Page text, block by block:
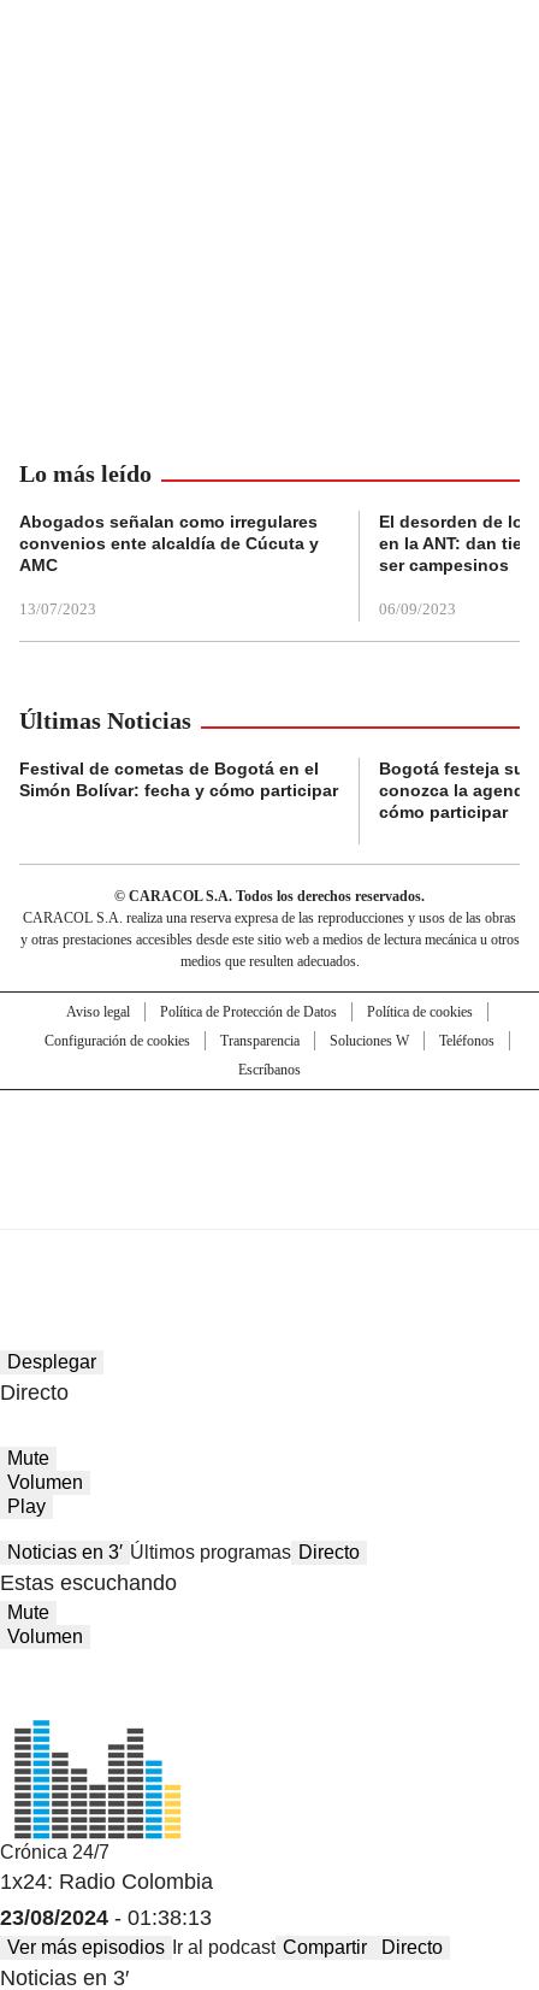
Lo más leído
Abogados señalan como irregulares
convenios ente alcaldía de Cúcuta y
AMC
13/07/2023
El desorden de
en la ANT: dan
ser campesinos
06/09/2023
Últimas Noticias
Festival de cometas de Bogotá en el
Simón Bolívar: fecha y cómo participar
Bogotá festeja su
conozca la
cómo participar
© CARACOL S.A. Todos los derechos reservados.
CARACOL S.A. realiza una reserva expresa de las reproducciones y usos de las obras
y otras prestaciones accesibles desde este sitio web a medios de lectura mecánica u otros
medios que resulten adecuados.
Aviso legal Política de Protección de Datos
Política de cookies
Configuración de cookies
Transparencia Soluciones W
Teléfonos
Escríbanos
Desplegar
Directo
Mute
Volumen
Play
Noticias en 3′ Últimos programas Directo
Estas escuchando
Mute
Volumen
Crónica 24/7
1x24: Radio Colombia
23/08/2024 - 01:38:13
Ver más episodios Ir al podcast Compartir Directo
Noticias en 3′